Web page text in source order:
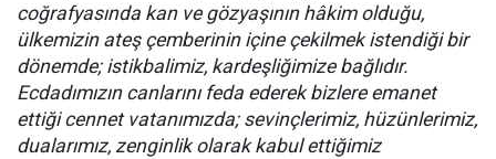
coğrafyasında kan ve gözyaşının hâkim olduğu,
ülkemizin ateş çemberinin içine çekilmek istendiği bir
dönemde; istikbalimiz, kardeşliğimize bağlıdır.
Ecdadımızın canlarını feda ederek bizlere emanet
ettiği cennet vatanımızda; sevinçlerimiz, hüzünlerimiz,
dualarımız, zenginlik olarak kabul ettiğimiz